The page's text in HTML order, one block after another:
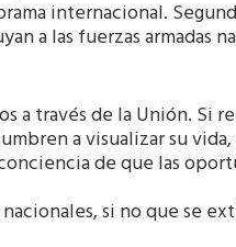
internacional.
a las fuerzas armadas
a través de la Unión. Si
a visualizar su
de que las
si no que se